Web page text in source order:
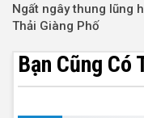
Ngất ngây thung lũng
Thải Giàng Phố
Bạn Cũng Có